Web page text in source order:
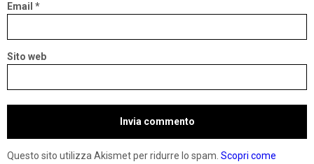
Email *
Sito web
Questo sito utilizza Akismet per ridurre lo spam. Scopri come